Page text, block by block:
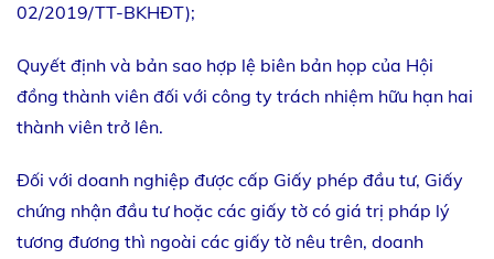
02/2019/TT-BKHĐT);
Quyết định và bản sao hợp lệ biên bản họp của Hội
đồng thành viên đối với công ty trách nhiệm hữu hạn hai
thành viên trở lên.
Đối với doanh nghiệp được cấp Giấy phép đầu tư, Giấy
chứng nhận đầu tư hoặc các giấy tờ có giá trị pháp lý
tương đương thì ngoài các giấy tờ nêu trên, doanh